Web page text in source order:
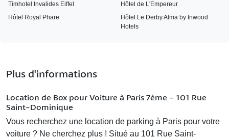
Timhotel Invalides Eiffel
Hôtel de L'Empereur
Hôtel Royal Phare
Hôtel Le Derby Alma by Inwood
Hotels
Plus d'informations
Location de Box pour Voiture à Paris 7ème - 101 Rue
Saint-Dominique
Vous recherchez une location de parking à Paris pour votre
voiture ? Ne cherchez plus ! Situé au 101 Rue Saint-